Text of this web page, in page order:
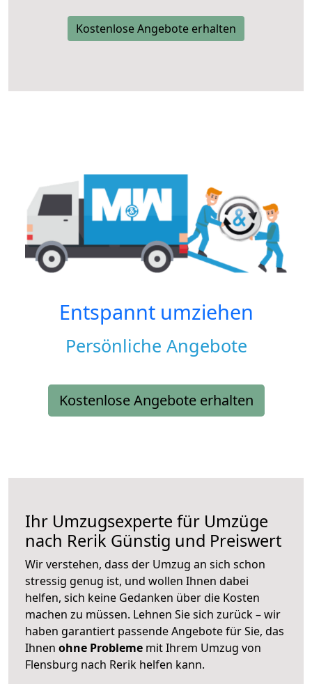
Kostenlose Angebote erhalten
Entspannt umziehen
Persönliche Angebote
Kostenlose Angebote erhalten
Ihr Umzugsexperte für Umzüge
nach Rerik Günstig und Preiswert
Wir verstehen, dass der Umzug an sich schon
stressig genug ist, und wollen Ihnen dabei
helfen, sich keine Gedanken über die Kosten
machen zu müssen. Lehnen Sie sich zurück – wir
haben garantiert passende Angebote für Sie, das
Ihnen ohne Probleme mit Ihrem Umzug von
Flensburg nach Rerik helfen kann.